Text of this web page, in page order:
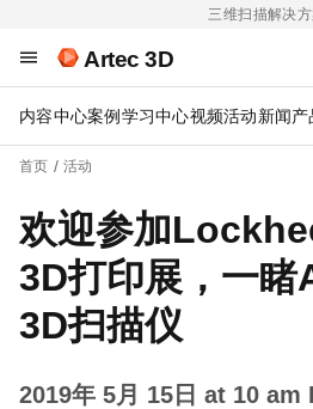
三维扫描解决方
Artec 3D
内容中心案例 学习中心视频活动新闻产
首页 活动
欢迎参加
3D打印展，一
3D扫描仪
2019年 5月 15日 at 10